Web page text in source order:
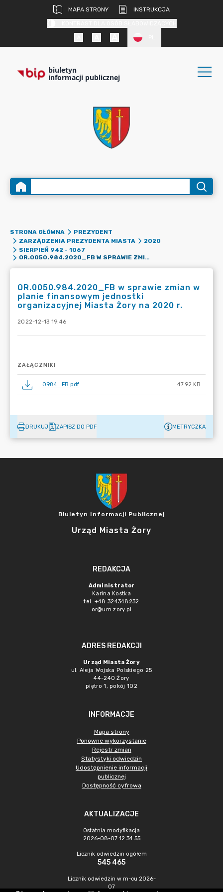
MAPA STRONY
INSTRUKCJA
biuletyn
informacji publicznej
STRONA GŁÓWNA
PREZYDENT
ZARZĄDZENIA PREZYDENTA MIASTA
2020
SIERPIEŃ 942 - 1067
OR.0050.984.2020_FB W SPRAWIE ZMIAN W PLANIE FINANSOWYM JEDNOSTKI ORGANIZACYJNEJ MIASTA ŻORY NA 2020 R.
OR.0050.984.2020_FB w sprawie zmian w
planie finansowym jednostki
organizacyjnej Miasta Żory na 2020 r.
2022-12-13 19:46
ZAŁĄCZNIKI
0984_FB.pdf 47.92 KB
DRUKUJ ZAPISZ DO PDF METRYCZKA
Biuletyn Informacji Publicznej
Urząd Miasta Żory
REDAKCJA
Administrator
Karina Kostka
tel. +48 324348232
or@um.zory.pl
ADRES REDAKCJI
Urząd Miasta Żory
ul. Aleja Wojska Polskiego 25
44-240 Żory
piętro 1, pokój 102
INFORMACJE
Mapa strony
Ponowne wykorzystanie
Rejestr zmian
Statystyki odwiedzin
Udostępnienie informacji
publicznej
Dostępność cyfrowa
AKTUALIZACJE
Ostatnia modyfikacja
2026-08-07 12:34:55
Licznik odwiedzin ogółem
545 465
Licznik odwiedzin w m-cu 2026-
07